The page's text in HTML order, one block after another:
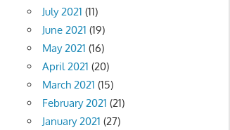
July 2021 (11)
June 2021 (19)
May 2021 (16)
April 2021 (20)
March 2021 (15)
February 2021 (21)
January 2021 (27)